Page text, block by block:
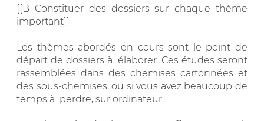
{{B Constituer des dossiers sur chaque thème
important}}
Les thèmes abordés en cours sont le point de
départ de dossiers à élaborer. Ces études seront
rassemblées dans des chemises cartonnées et
des sous-chemises, ou si vous avez beaucoup de
temps à perdre, sur ordinateur.